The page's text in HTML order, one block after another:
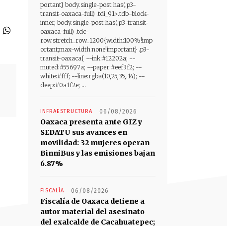
portant} body.single-post:has(.p3-
transit-oaxaca-full) .tdi_91>.tdb-block-
inner, body.single-post:has(.p3-transit-
oaxaca-full) .tdc-
row.stretch_row_1200{width:100%!imp
ortant;max-width:none!important} .p3-
transit-oaxaca{ --ink:#12202a; --
muted:#55697a; --paper:#eef3f2; --
white:#fff; --line:rgba(10,25,35,.14); --
deep:#0a1f2e; ...
INFRAESTRUCTURA 06/08/2026
Oaxaca presenta ante GIZ y
SEDATU sus avances en
movilidad: 32 mujeres operan
BinniBus y las emisiones bajan
6.87%
FISCALÍA 06/08/2026
Fiscalía de Oaxaca detiene a
autor material del asesinato
del exalcalde de Cacahuatepec;